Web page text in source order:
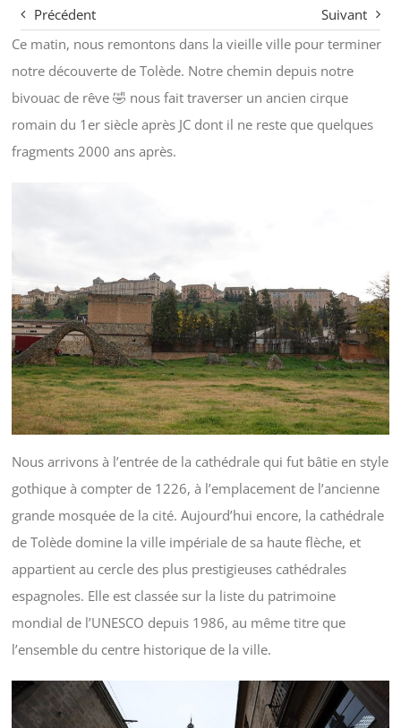
Précédent
Suivant
Ce matin, nous remontons dans la vieille ville pour terminer
notre découverte de Tolède. Notre chemin depuis notre
bivouac de rêve 🤣 nous fait traverser un ancien cirque
romain du 1er siècle après JC dont il ne reste que quelques
fragments 2000 ans après.
Nous arrivons à l’entrée de la cathédrale qui fut bâtie en style
gothique à compter de 1226, à l’emplacement de l’ancienne
grande mosquée de la cité. Aujourd’hui encore, la cathédrale
de Tolède domine la ville impériale de sa haute flèche, et
appartient au cercle des plus prestigieuses cathédrales
espagnoles. Elle est classée sur la liste du patrimoine
mondial de l’UNESCO depuis 1986, au même titre que
l’ensemble du centre historique de la ville.